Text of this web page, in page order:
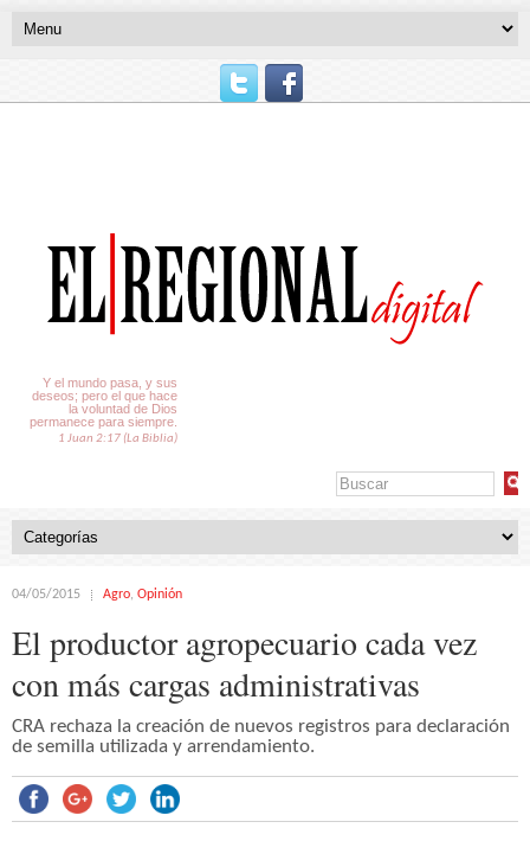
Y el mundo pasa, y sus
deseos; pero el que hace
la voluntad de Dios
permanece para siempre.
1 Juan 2:17 (La Biblia)
04/05/2015 Agro, Opinión
El productor agropecuario cada vez
con más cargas administrativas
CRA rechaza la creación de nuevos registros para declaración
de semilla utilizada y arrendamiento.